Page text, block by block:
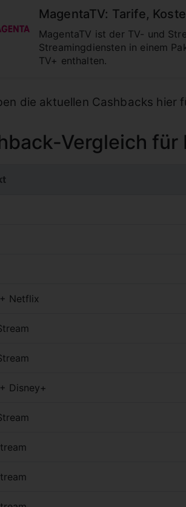
MagentaTV: Tarife,
MagentaTV ist der TV- und
Streamingdiensten in einem
TV+ enthalten.
die aktuellen Cashbacks hier
Vergleich für
Netflix
Disney+